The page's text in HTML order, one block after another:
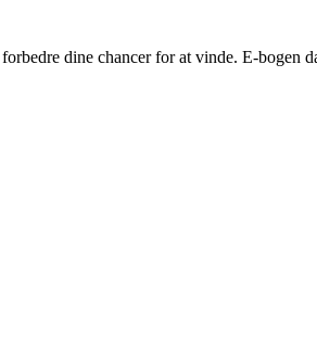
dine chancer for at vinde. E-